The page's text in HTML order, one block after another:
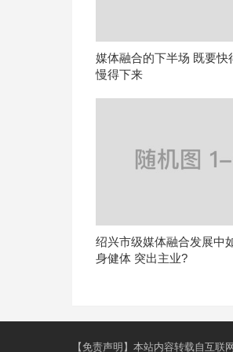
媒体融合的下半场 既要快
慢得下来
绍兴市级媒体融合发展中
身健体 突出主业?
【免责声明】本站内容转载自互